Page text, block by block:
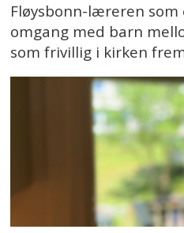
Fløysbonn-læreren
omgang med barn
som frivillig i kirken